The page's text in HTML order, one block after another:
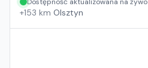
+153 km Olsztyn